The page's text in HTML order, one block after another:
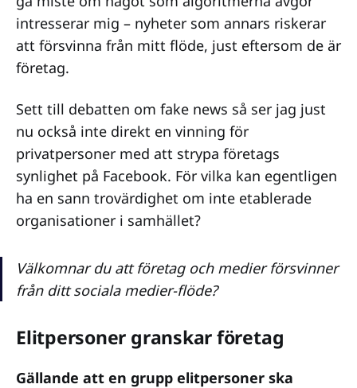
intresserar mig – nyheter som annars riskerar
att försvinna från mitt flöde, just eftersom de är
företag.
Sett till debatten om fake news så ser jag just
nu också inte direkt en vinning för
privatpersoner med att strypa företags
synlighet på Facebook. För vilka kan egentligen
ha en sann trovärdighet om inte etablerade
organisationer i samhället?
Välkomnar du att företag och medier försvinner
från ditt sociala medier-flöde?
Elitpersoner granskar företag
Gällande att en grupp elitpersoner ska